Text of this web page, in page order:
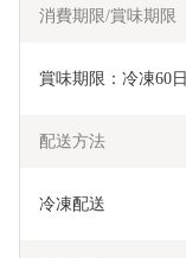
消費期限/賞味期限
賞味期限：冷凍60日
配送方法
冷凍配送